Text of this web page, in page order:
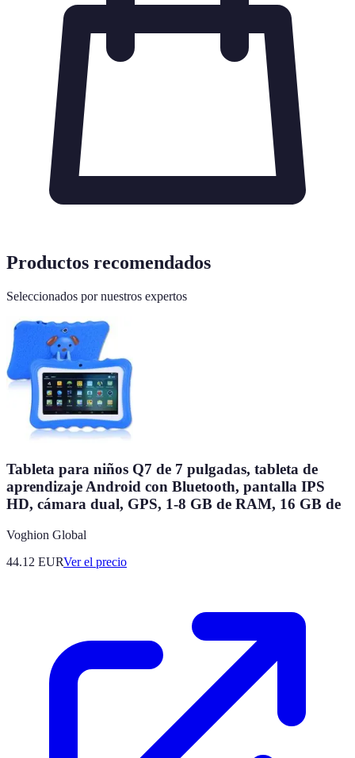
Productos recomendados
Seleccionados por nuestros expertos
Tableta para niños Q7 de 7 pulgadas, tableta de
aprendizaje Android con Bluetooth, pantalla IPS
HD, cámara dual, GPS, 1-8 GB de RAM, 16 GB de
Voghion Global
44.12 EURVer el precio